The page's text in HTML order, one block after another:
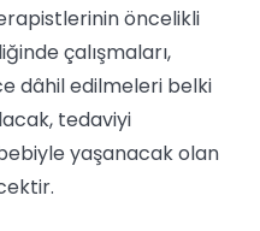
öncelikli
çalışmaları,
dâhil edilmeleri belki
tedaviyi
yaşanacak olan